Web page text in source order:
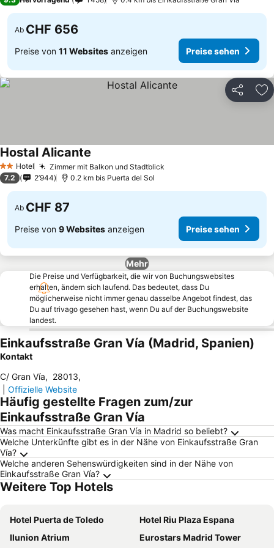
Ab CHF 656
Preise von 11 Websites anzeigen Preise sehen
Teilen
2 Sterne
Hotel Zimmer mit Balkon und Stadtblick
Hostal Alicante
7.2 2’944 0.2 km bis Puerta del Sol
Ab CHF 87
Preise von 9 Websites anzeigen Preise sehen
Mehr
Die Preise und Verfügbarkeit, die wir von Buchungswebsites
erhalten, ändern sich laufend. Das bedeutet, dass Du
möglicherweise nicht immer genau dasselbe Angebot findest, das
Du auf trivago gesehen hast, wenn Du auf der Buchungswebsite
landest.
Einkaufsstraße Gran Vía (Madrid, Spanien)
Kontakt
C/ Gran Vía, 28013,
Offizielle Website
Häufig gestellte Fragen zum/zur
Einkaufsstraße Gran Vía
Was macht Einkaufsstraße Gran Vía in Madrid so beliebt?
Welche Unterkünfte gibt es in der Nähe von Einkaufsstraße Gran
Vía?
Welche anderen Sehenswürdigkeiten sind in der Nähe von
Einkaufsstraße Gran Vía?
Weitere Top Hotels
Hotel Puerta de Toledo
Hotel Riu Plaza Espana
Ilunion Atrium
Eurostars Madrid Tower